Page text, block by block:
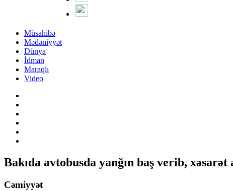
Müsahibə
Mədəniyyət
Dünya
İdman
Maraqlı
Video
Bakıda avtobusda yanğın baş verib, xəsarət
Cəmiyyət